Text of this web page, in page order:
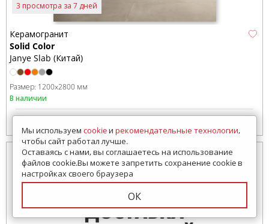
3 просмотра за 7 дней
Керамогранит
Solid Color
Janye Slab (Китай)
Размер: 1200x2800 мм
В наличии
Мы используем cookieи рекомендательные технологии,
чтобы сайт работал лучше.
Оставаясь с нами, вы соглашаетесь на использование
файлов cookie.Вы можете запретить сохранение cookie в
настройках своего браузера
ОК